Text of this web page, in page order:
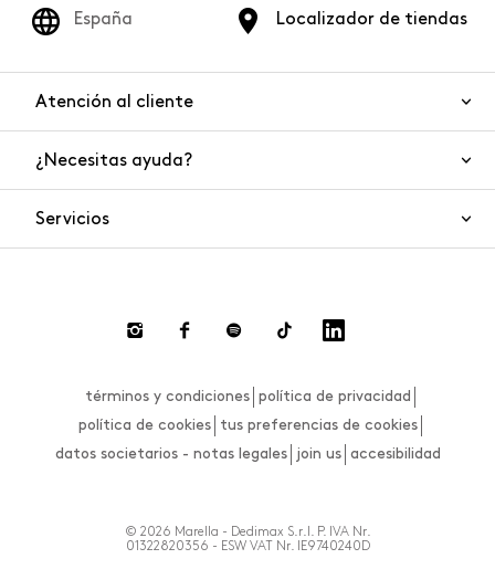
Localizador de tiendas
España
Atención al cliente
¿Necesitas ayuda?
Pago
Guía de tallas
Servicios
Private Store
términos y condiciones
política de privacidad
política de cookies
tus preferencias de cookies
datos societarios - notas legales
join us accesibilidad
© 2026 Marella - Dedimax S.r.l. P. IVA Nr.
01322820356 - ESW VAT Nr. IE9740240D